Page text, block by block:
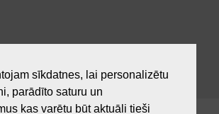
sīkdatnes, lai personalizētu
parādīto saturu un
kas varētu būt aktuāli tieši